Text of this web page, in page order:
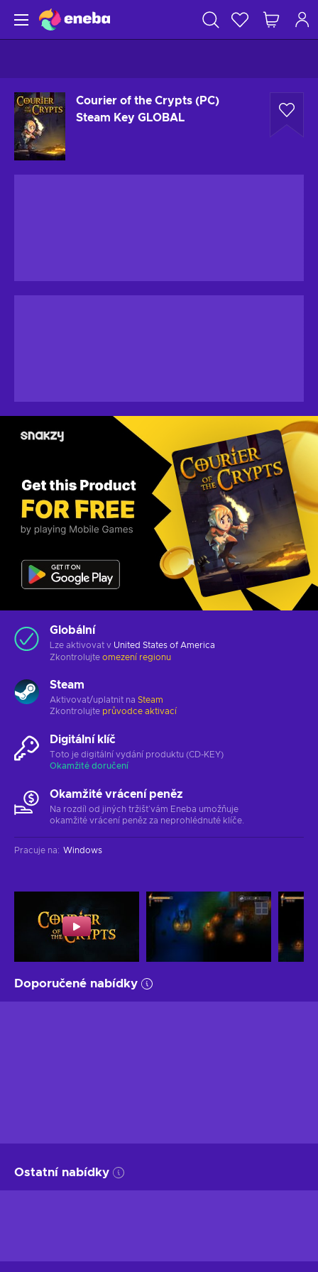
Courier of the Crypts (PC)
Steam Key GLOBAL
Globální
Lze aktivovat v United States of America
Zkontrolujte omezení regionu
Steam
Aktivovat/uplatnit na Steam
Zkontrolujte průvodce aktivací
Digitální klíč
Toto je digitální vydání produktu (CD-KEY)
Okamžité doručení
Okamžité vrácení peněz
Na rozdíl od jiných tržišť vám Eneba umožňuje
okamžité vrácení peněz za neprohlédnuté klíče.
Pracuje na: Windows
Doporučené nabídky
Ostatní nabídky